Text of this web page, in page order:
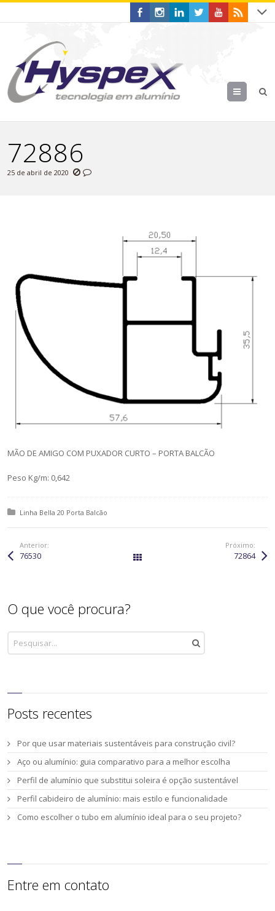
Menu
72886
25 de abril de 2020
MÃO DE AMIGO COM PUXADOR CURTO – PORTA BALCÃO
Peso Kg/m: 0,642
Posted in:
Linha Bella 20 Porta Balcão
Anterior:
76530
Próximo:
72864
O que você procura?
Posts recentes
Por que usar materiais sustentáveis para construção civil?
Aço ou alumínio: guia comparativo para a melhor escolha
Perfil de alumínio que substitui soleira é opção sustentável
Perfil cabideiro de alumínio: mais estilo e funcionalidade
Como escolher o tubo em alumínio ideal para o seu projeto?
Entre em contato